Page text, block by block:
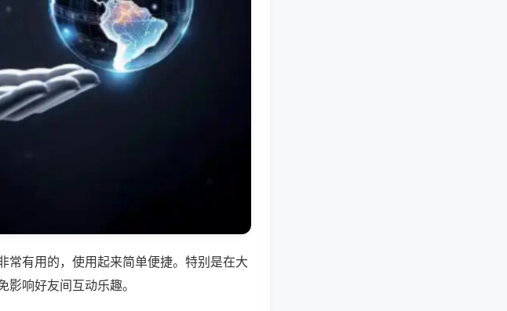
常有用的，使用起来简单便捷。特别是在大
响好友间互动乐趣。